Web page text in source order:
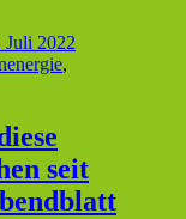
Juli 2022
,
seit